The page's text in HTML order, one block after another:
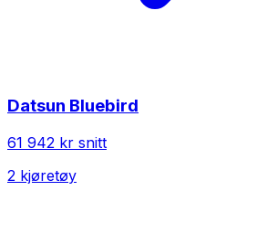
Datsun Bluebird
61 942 kr snitt
2 kjøretøy